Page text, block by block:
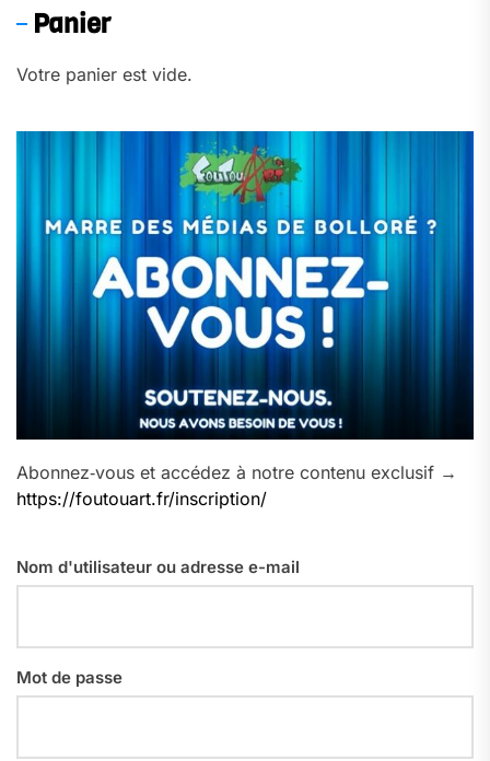
Panier
Votre panier est vide.
Abonnez‑vous et accédez à notre contenu exclusif →
https://foutouart.fr/inscription/
Nom d'utilisateur ou adresse e-mail
Mot de passe